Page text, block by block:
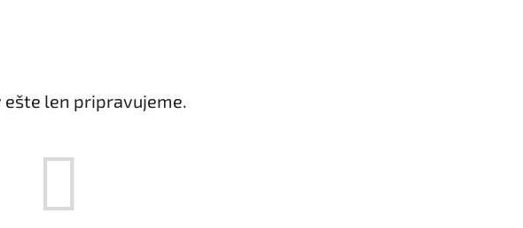
ešte len pripravujeme.